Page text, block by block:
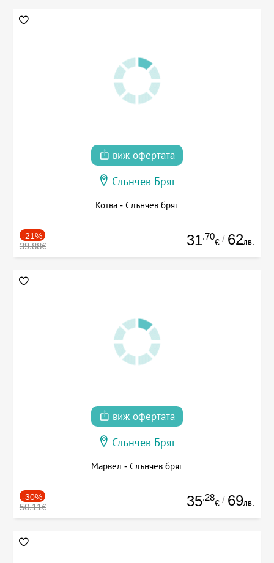
виж офертата
Слънчев Бряг
Котва - Слънчев бряг
-21%
39.88€ 31.70
€ / 62лв.
виж офертата
Слънчев Бряг
Марвел - Слънчев бряг
-30%
50.11€ 35.28
€ / 69лв.